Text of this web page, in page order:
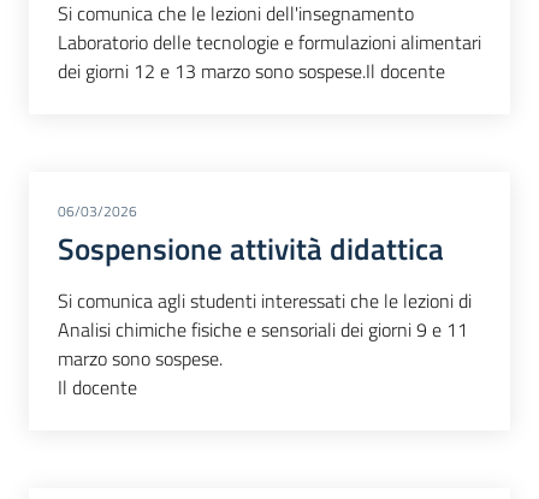
Si comunica che le lezioni dell'insegnamento
Laboratorio delle tecnologie e formulazioni alimentari
dei giorni 12 e 13 marzo sono sospese.Il docente
06/03/2026
Sospensione attività didattica
Si comunica agli studenti interessati che le lezioni di
Analisi chimiche fisiche e sensoriali dei giorni 9 e 11
marzo sono sospese.
Il docente